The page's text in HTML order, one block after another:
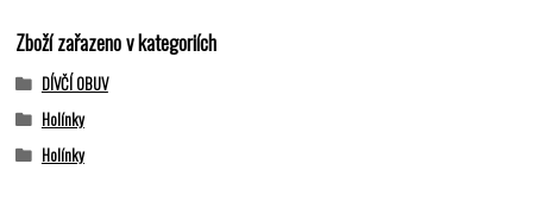
Zboží zařazeno v kategoriích
DÍVČÍ OBUV
Holínky
Holínky